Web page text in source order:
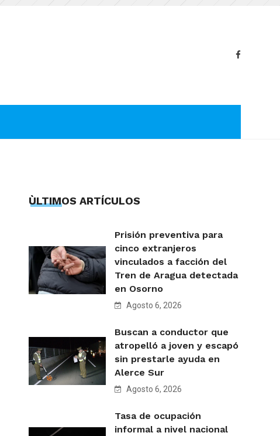
ÙLTIMOS ARTÍCULOS
Prisión preventiva para
cinco extranjeros
vinculados a facción del
Tren de Aragua detectada
en Osorno
Agosto 6, 2026
Buscan a conductor que
atropelló a joven y escapó
sin prestarle ayuda en
Alerce Sur
Agosto 6, 2026
Tasa de ocupación
informal a nivel nacional